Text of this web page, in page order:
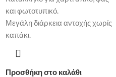
και φωτοτυπικό.
Μεγάλη διάρκεια αντοχής χωρίς
καπάκι.
Προσθήκη στο καλάθι